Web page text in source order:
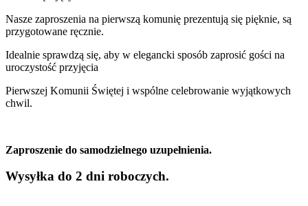
Nasze zaproszenia na pierwszą komunię prezentują się pięknie, są
przygotowane ręcznie.
Idealnie sprawdzą się, aby w elegancki sposób zaprosić gości na
uroczystość przyjęcia
Pierwszej Komunii Świętej i wspólne celebrowanie wyjątkowych
chwil.
Zaproszenie do samodzielnego uzupełnienia.
Wysyłka do 2 dni roboczych.